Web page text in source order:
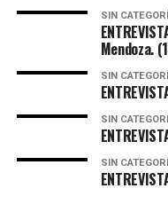
SIN
Mendoza.
SIN
SIN
SIN